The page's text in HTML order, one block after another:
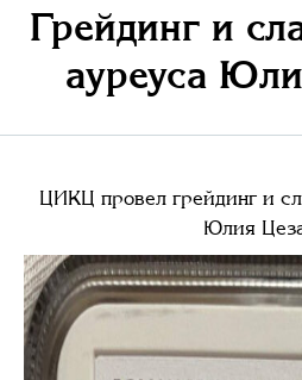
Грейдинг и
ауреуса
ЦИКЦ провел грейдинг и
Юлия